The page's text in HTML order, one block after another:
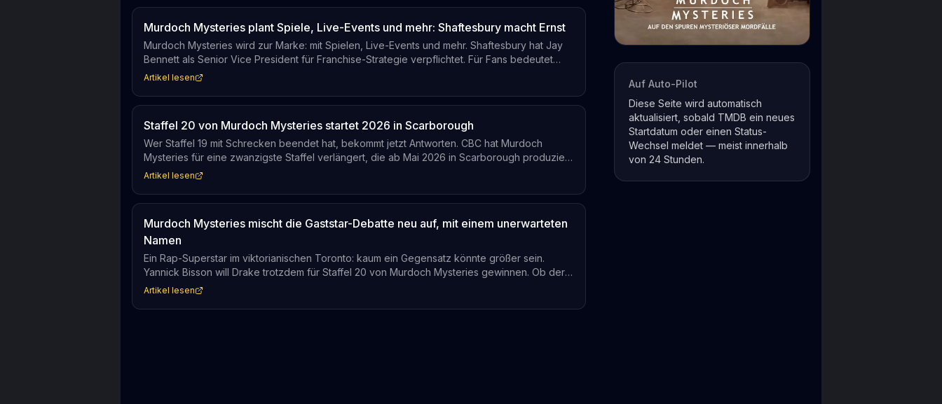
Murdoch Mysteries plant Spiele, Live-Events und mehr: Shaftesbury macht Ernst
Murdoch Mysteries wird zur Marke: mit Spielen, Live-Events und mehr. Shaftesbury hat Jay
Bennett als Senior Vice President für Franchise-Strategie verpflichtet. Für Fans bedeutet
das: Die Serie endet nicht mehr mit dem Abspann.
Artikel lesen
Staffel 20 von Murdoch Mysteries startet 2026 in Scarborough
Wer Staffel 19 mit Schrecken beendet hat, bekommt jetzt Antworten. CBC hat Murdoch
Mysteries für eine zwanzigste Staffel verlängert, die ab Mai 2026 in Scarborough produziert
wird. Ob Albert Choi überlebt, werden Fans also tatsächlich erfahren.
Artikel lesen
Murdoch Mysteries mischt die Gaststar-Debatte neu auf, mit einem unerwarteten
Namen
Ein Rap-Superstar im viktorianischen Toronto: kaum ein Gegensatz könnte größer sein.
Yannick Bisson will Drake trotzdem für Staffel 20 von Murdoch Mysteries gewinnen. Ob der
Champagne Papi auf den Ruf seines Heimatstadt-Kollegen reagiert, bleibt offen.
Artikel lesen
Auf Auto-Pilot
Diese Seite wird automatisch
aktualisiert, sobald TMDB ein neues
Startdatum oder einen Status-
Wechsel meldet — meist innerhalb
von 24 Stunden.